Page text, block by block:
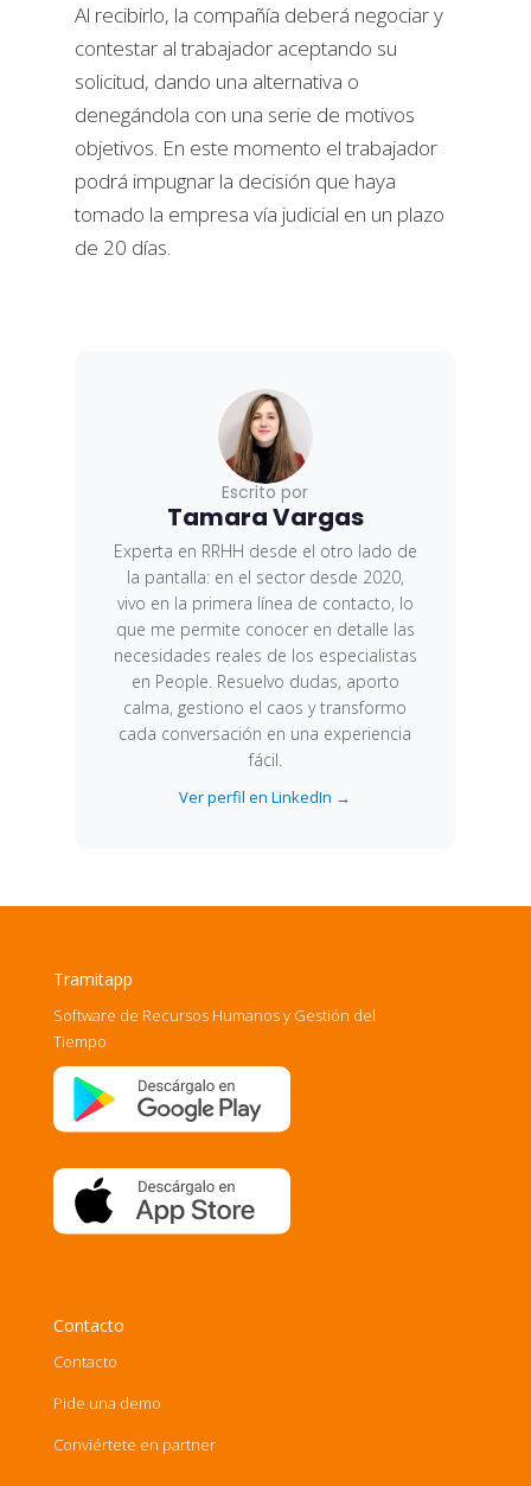
Al recibirlo, la compañía deberá negociar y
contestar al trabajador aceptando su
solicitud, dando una alternativa o
denegándola con una serie de motivos
objetivos. En este momento el trabajador
podrá impugnar la decisión que haya
tomado la empresa vía judicial en un plazo
de 20 días.
Escrito por
Tamara Vargas
Experta en RRHH desde el otro lado de
la pantalla: en el sector desde 2020,
vivo en la primera línea de contacto, lo
que me permite conocer en detalle las
necesidades reales de los especialistas
en People. Resuelvo dudas, aporto
calma, gestiono el caos y transformo
cada conversación en una experiencia
fácil.
Ver perfil en LinkedIn →
Tramitapp
Software de Recursos Humanos y Gestión del
Tiempo
Contacto
Contacto
Pide una demo
Conviértete en partner